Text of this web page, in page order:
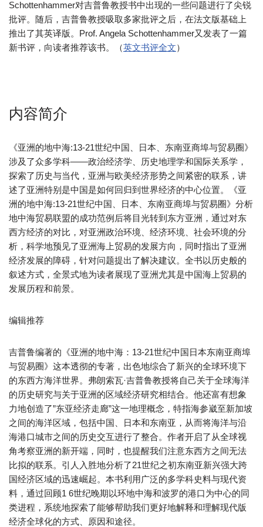
Schottenhammer对吉普鲁教授书中出现的一些问题进行了尖锐
批评。随后，吉普鲁教授吸取多家批评之后，在法文版基础上
推出了其英译版。Prof. Angela Schottenhammer又发表了一篇
新书评，向读者推荐该书。（英文书评全文）
内容简介
《亚洲的地中海:13-21世纪中国、日本、东南亚商埠与贸易圈》
涉及了众多学科——政治经济学、历史地理学和国际关系学，
探索了历史与当代，亚洲与欧美经济形势之间紧密的联系，讲
述了亚洲特别是中国是如何回归到世界经济的中心位置。《亚
洲的地中海:13-21世纪中国、日本、东南亚商埠与贸易圈》分析
地中海贸易联盟的成功范例后将目光转到东方亚洲，通过对东
西方经济的对比，对亚洲政治环境、经济环境、社会环境的分
析，科学地预见了亚洲海上贸易的发展方向，同时指出了亚洲
经济发展的障碍，针对问题提出了解决建议。全书以历史般的
叙述方式，全景式地为读者展现了亚洲尤其是中国海上贸易的
发展历程和前景。
编辑推荐
吉普鲁编著的《亚洲的地中海：13-21世纪中国日本东南亚商埠
与贸易圈》这本透彻的专著，出色地综合了新兴的全球环境下
的东西方海洋世界。弗朗索瓦·吉普鲁教授将自己关于全球海洋
的历史研究与关于亚洲的区域经济研究相结合。他还富有想象
力地创造了”东亚经济走廊”这一地理概念，特指海参崴至新加坡
之间的海洋区域，包括中国、日本和东南亚，从而将海洋与沿
海港口城市之间的历史交互进行了整合。作者开启了从全球视
角考察亚洲的新开端，同时，也提醒我们注意东西方之间无法
比拟的联系。引人入胜地分析了21世纪之初东南亚新兴强大跨
国经济区域的迅速崛起。本书利用广泛的多学科史料与现代资
料，通过回顾1 6世纪晚期以环地中海和波罗的港口为中心的同
类进程，系统地探索了能够帮助我们更好地解释和理解现代版
经济全球化的方式、原因和途径。